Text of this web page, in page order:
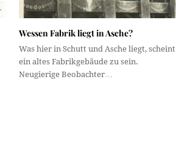
Wessen Fabrik liegt in Asche?
Was hier in Schutt und Asche liegt, scheint
ein altes Fabrikgebäude zu sein.
Neugierige Beobachter…